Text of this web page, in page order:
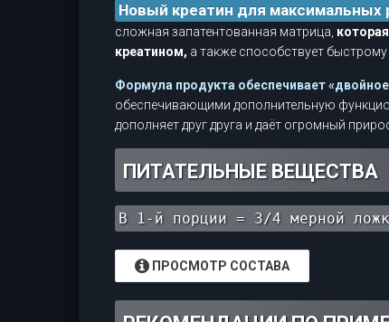
Новый креатин для максимальных
сложная запатентованная матрица,
креатином, а также способствует
Формула продукта обеспечивает
обеспечивающими дополнительную
дополняет друг друга и даёт огромный
ПИТАТЕЛЬНЫЕ ВЕЩЕСТВА
В 1-й порции = 3/4 мерной
ПРОСМОТР СОСТАВА